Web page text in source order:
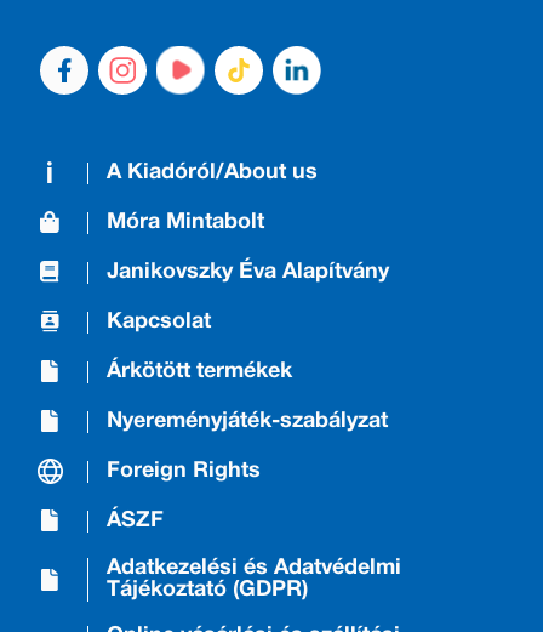
A Kiadóról/About us
Móra Mintabolt
Janikovszky Éva Alapítvány
Kapcsolat
Árkötött termékek
Nyereményjáték-szabályzat
Foreign Rights
ÁSZF
Adatkezelési és Adatvédelmi
Tájékoztató (GDPR)